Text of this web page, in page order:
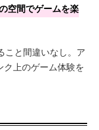
空間でゲームを楽
こと間違いなし。ア
ク上のゲーム体験を